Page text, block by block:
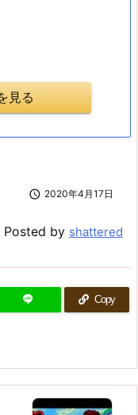
見る
 2020年4月17日
Posted by shattered
Copy